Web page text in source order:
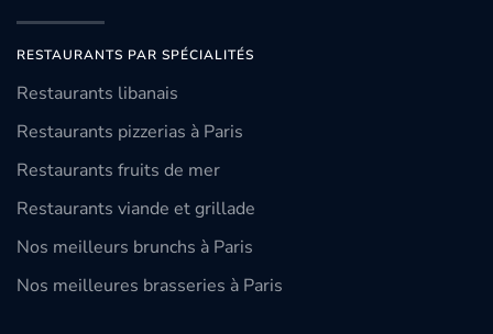
RESTAURANTS PAR SPÉCIALITÉS
Restaurants libanais
Restaurants pizzerias à Paris
Restaurants fruits de mer
Restaurants viande et grillade
Nos meilleurs brunchs à Paris
Nos meilleures brasseries à Paris